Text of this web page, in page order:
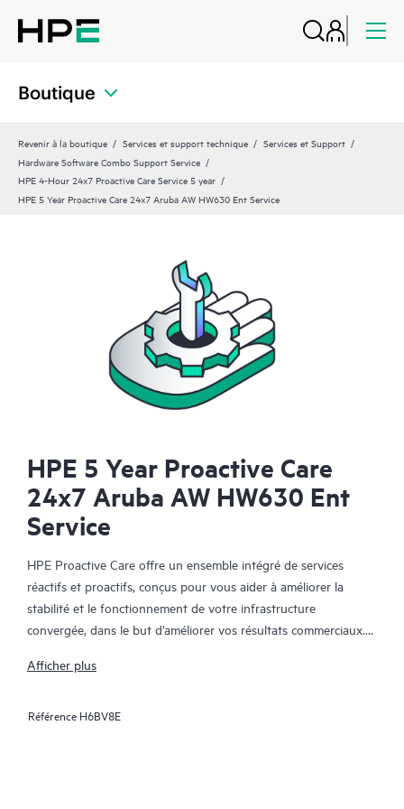
Boutique
Revenir à la boutique Services et support technique
Services et Support
Hardware Software Combo Support Service
HPE 4-Hour 24x7 Proactive Care Service 5 year
HPE 5 Year Proactive Care 24x7 Aruba AW HW630 Ent Service
HPE 5 Year Proactive Care
24x7 Aruba AW HW630 Ent
Service
HPE Proactive Care offre un ensemble intégré de services
réactifs et proactifs, conçus pour vous aider à améliorer la
stabilité et le fonctionnement de votre infrastructure
convergée, dans le but d’améliorer vos résultats commerciaux.
nombreux composants ont besoin de fonctionner ensemble
pour prendre en charge les appareils dans ces environnements,
Afficher plus
Référence H6BV8E